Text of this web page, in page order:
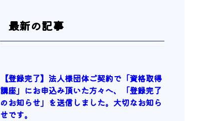
最新の記事
【登録完了】法人様団体ご契約で「資格取得
講座」にお申込み頂いた方々へ、「登録完了
のお知らせ」を送信しました。大切なお知ら
せです。